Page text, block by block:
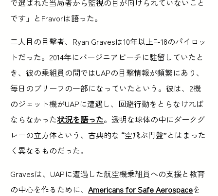
で選ばれた当局者から監視の目が向けられていないこと
です」とFravorは語った。
二人目の目撃者、Ryan Gravesは10年以上F-18のパイロッ
トだった。2014年にバージニアビーチに駐留していたと
き、彼の乗組員の間ではUAPの目撃情報が頻繁にあり、
毎日のブリーフの一部になっていたという。彼は、2機
のジェット機がUAPに遭遇し、回避行動をとらなければ
ならなかった状況を語った。透明な球体の中にダークグ
レーの立方体という、古典的な “空飛ぶ円盤”とはまった
く異なるものだった。
Gravesは、UAPに遭遇した航空機乗組員への支援と教育
の中心を作るために、Americans for Safe Aerospaceを